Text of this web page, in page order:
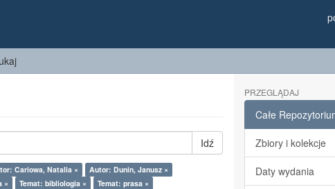
Idź
Cariowa, Natalia ×
Autor: Dunin, Janusz ×
× Temat: bibliologia ×
Temat: prasa ×
PRZEGLĄDAJ
Całe
Zbiory i kolekcje
Daty wydania